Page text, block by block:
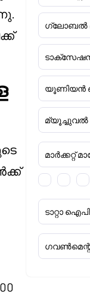
ഗ്ലോബൽ
യൂണിയൻ
മാർക്കറ്റ്
ടാറ്റാ